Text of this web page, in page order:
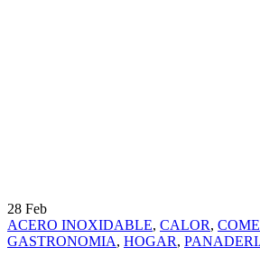
28 Feb
ACERO INOXIDABLE, CALOR,
GASTRONOMIA, HOGAR,